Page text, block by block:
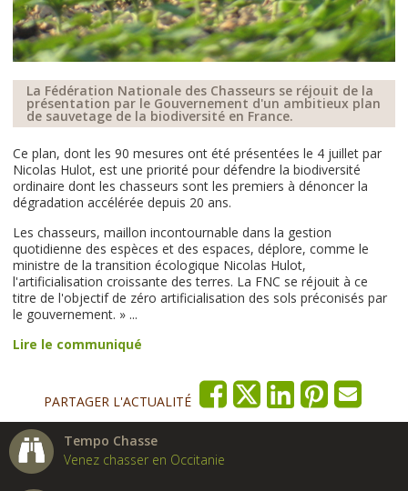
La Fédération Nationale des Chasseurs se réjouit de la
présentation par le Gouvernement d'un ambitieux plan
de sauvetage de la biodiversité en France.
Ce plan, dont les 90 mesures ont été présentées le 4 juillet par
Nicolas Hulot, est une priorité pour défendre la biodiversité
ordinaire dont les chasseurs sont les premiers à dénoncer la
dégradation accélérée depuis 20 ans.
Les chasseurs, maillon incontournable dans la gestion
quotidienne des espèces et des espaces, déplore, comme le
ministre de la transition écologique Nicolas Hulot,
l'artificialisation croissante des terres. La FNC se réjouit à ce
titre de l'objectif de zéro artificialisation des sols préconisés par
le gouvernement. » ...
Lire le communiqué
PARTAGER L'ACTUALITÉ
Tempo Chasse
Venez chasser en Occitanie